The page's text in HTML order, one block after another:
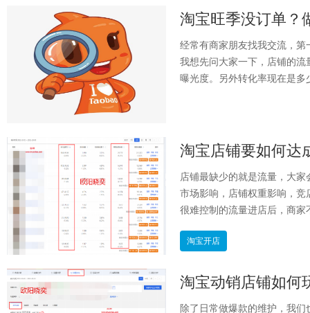
淘宝旺季没订单？
经常有商家朋友找我交流，
我想先问大家一下，店铺的
曝光度。另外转化率现在是
淘宝店铺要如何达
店铺最缺少的就是流量，大
市场影响，店铺权重影响，
很难控制的流量进店后，商
淘宝开店
淘宝动销店铺如何
除了日常做爆款的维护，我